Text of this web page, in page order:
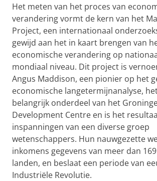
Het meten van het proces van
verandering vormt de kern van het
Project, een internationaal
gewijd aan het in kaart brengen van
economische verandering op
mondiaal niveau. Dit project is
Angus Maddison, een pionier op het
economische langetermijnanalyse,
belangrijk onderdeel van het
Development Centre en is het
inspanningen van een diverse groep
wetenschappers. Hun nauwgezette
inkomens gegevens van meer dan
landen, en beslaat een periode van
Industriële Revolutie.